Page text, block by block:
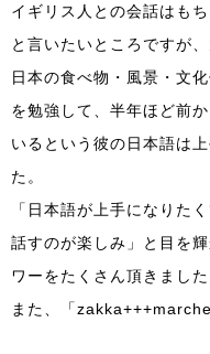
イギリス人との会話はも
と言いたいところですが
日本の食べ物・風景・文
を勉強して、半年ほど前
いるという彼の日本語は
た。
「日本語が上手になりた
話すのが楽しみ」と目を
ワーをたくさん頂きました
また、「